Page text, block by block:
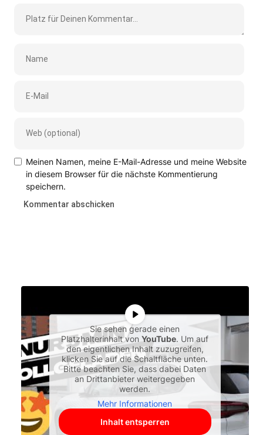
Meinen Namen, meine E-Mail-Adresse und meine Website
in diesem Browser für die nächste Kommentierung
speichern.
Sie sehen gerade einen
Platzhalterinhalt vonYouTube. Um auf
den eigentlichen Inhalt zuzugreifen,
klicken Sie auf die Schaltfläche unten.
Bitte beachten Sie, dass dabei Daten
an Drittanbieter weitergegeben
werden.
Mehr Informationen
Inhalt entsperren